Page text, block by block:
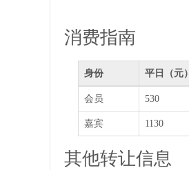
消费指南
身份 平日（元）
会员 530
嘉宾 1130
其他转让信息